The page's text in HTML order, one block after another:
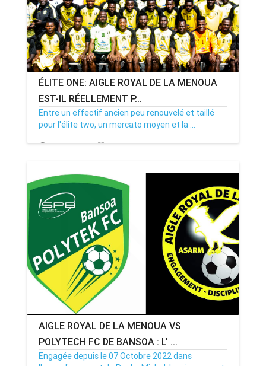
ÉLITE ONE: AIGLE ROYAL DE LA MENOUA
EST-IL RÉELLEMENT P...
Entre un effectif ancien peu renouvelé et taillé
pour l'élite two, un mercato moyen et la ...
12/10/22 Par MenouActu 0
AIGLE ROYAL DE LA MENOUA VS
POLYTECH FC DE BANSOA : L' ...
Engagée depuis le 07 Octobre 2022 dans